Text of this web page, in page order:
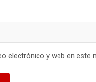
electrónico y web en este